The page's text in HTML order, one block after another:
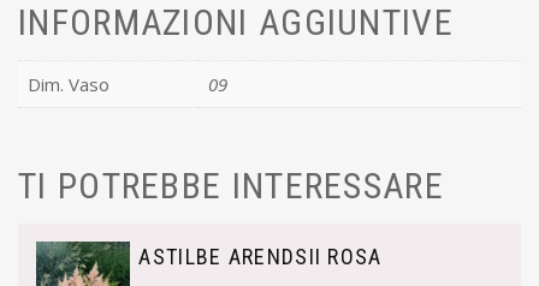
INFORMAZIONI AGGIUNTIVE
Dim. Vaso 09
TI POTREBBE INTERESSARE
ASTILBE ARENDSII ROSA